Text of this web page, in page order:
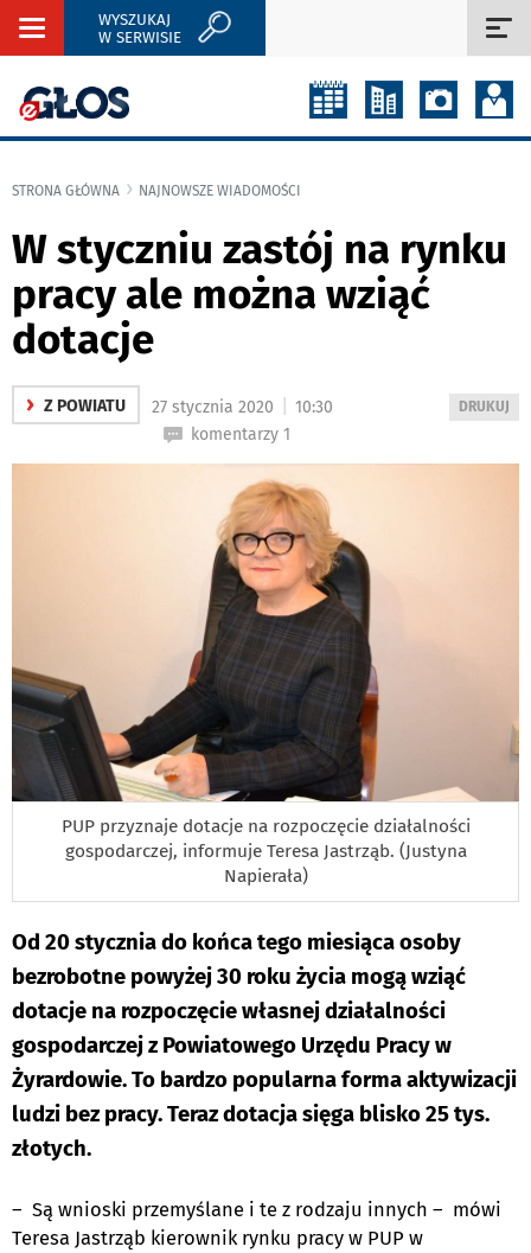
Rozwiń
WYSZUKAJ
W SERWISIE
STRONA GŁÓWNA NAJNOWSZE WIADOMOŚCI
W styczniu zastój na rynku
pracy ale można wziąć
dotacje
› Z POWIATU
WYDRUKUJ
DRUKUJ
27 stycznia 2020
10:30
komentarzy 1
PUP przyznaje dotacje na rozpoczęcie działalności
gospodarczej, informuje Teresa Jastrząb. (Justyna
Napierała)
Od 20 stycznia do końca tego miesiąca osoby
bezrobotne powyżej 30 roku życia mogą wziąć
dotacje na rozpoczęcie własnej działalności
gospodarczej z Powiatowego Urzędu Pracy w
Żyrardowie. To bardzo popularna forma aktywizacji
ludzi bez pracy. Teraz dotacja sięga blisko 25 tys.
złotych.
– Są wnioski przemyślane i te z rodzaju innych – mówi
Teresa Jastrząb kierownik rynku pracy w PUP w